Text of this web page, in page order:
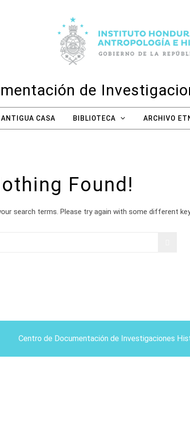
de
ANTIGUA CASA BIBLIOTECA ARCHIVO
Found!
search terms. Please try again with some different
Centro de Documentación de Investigaciones